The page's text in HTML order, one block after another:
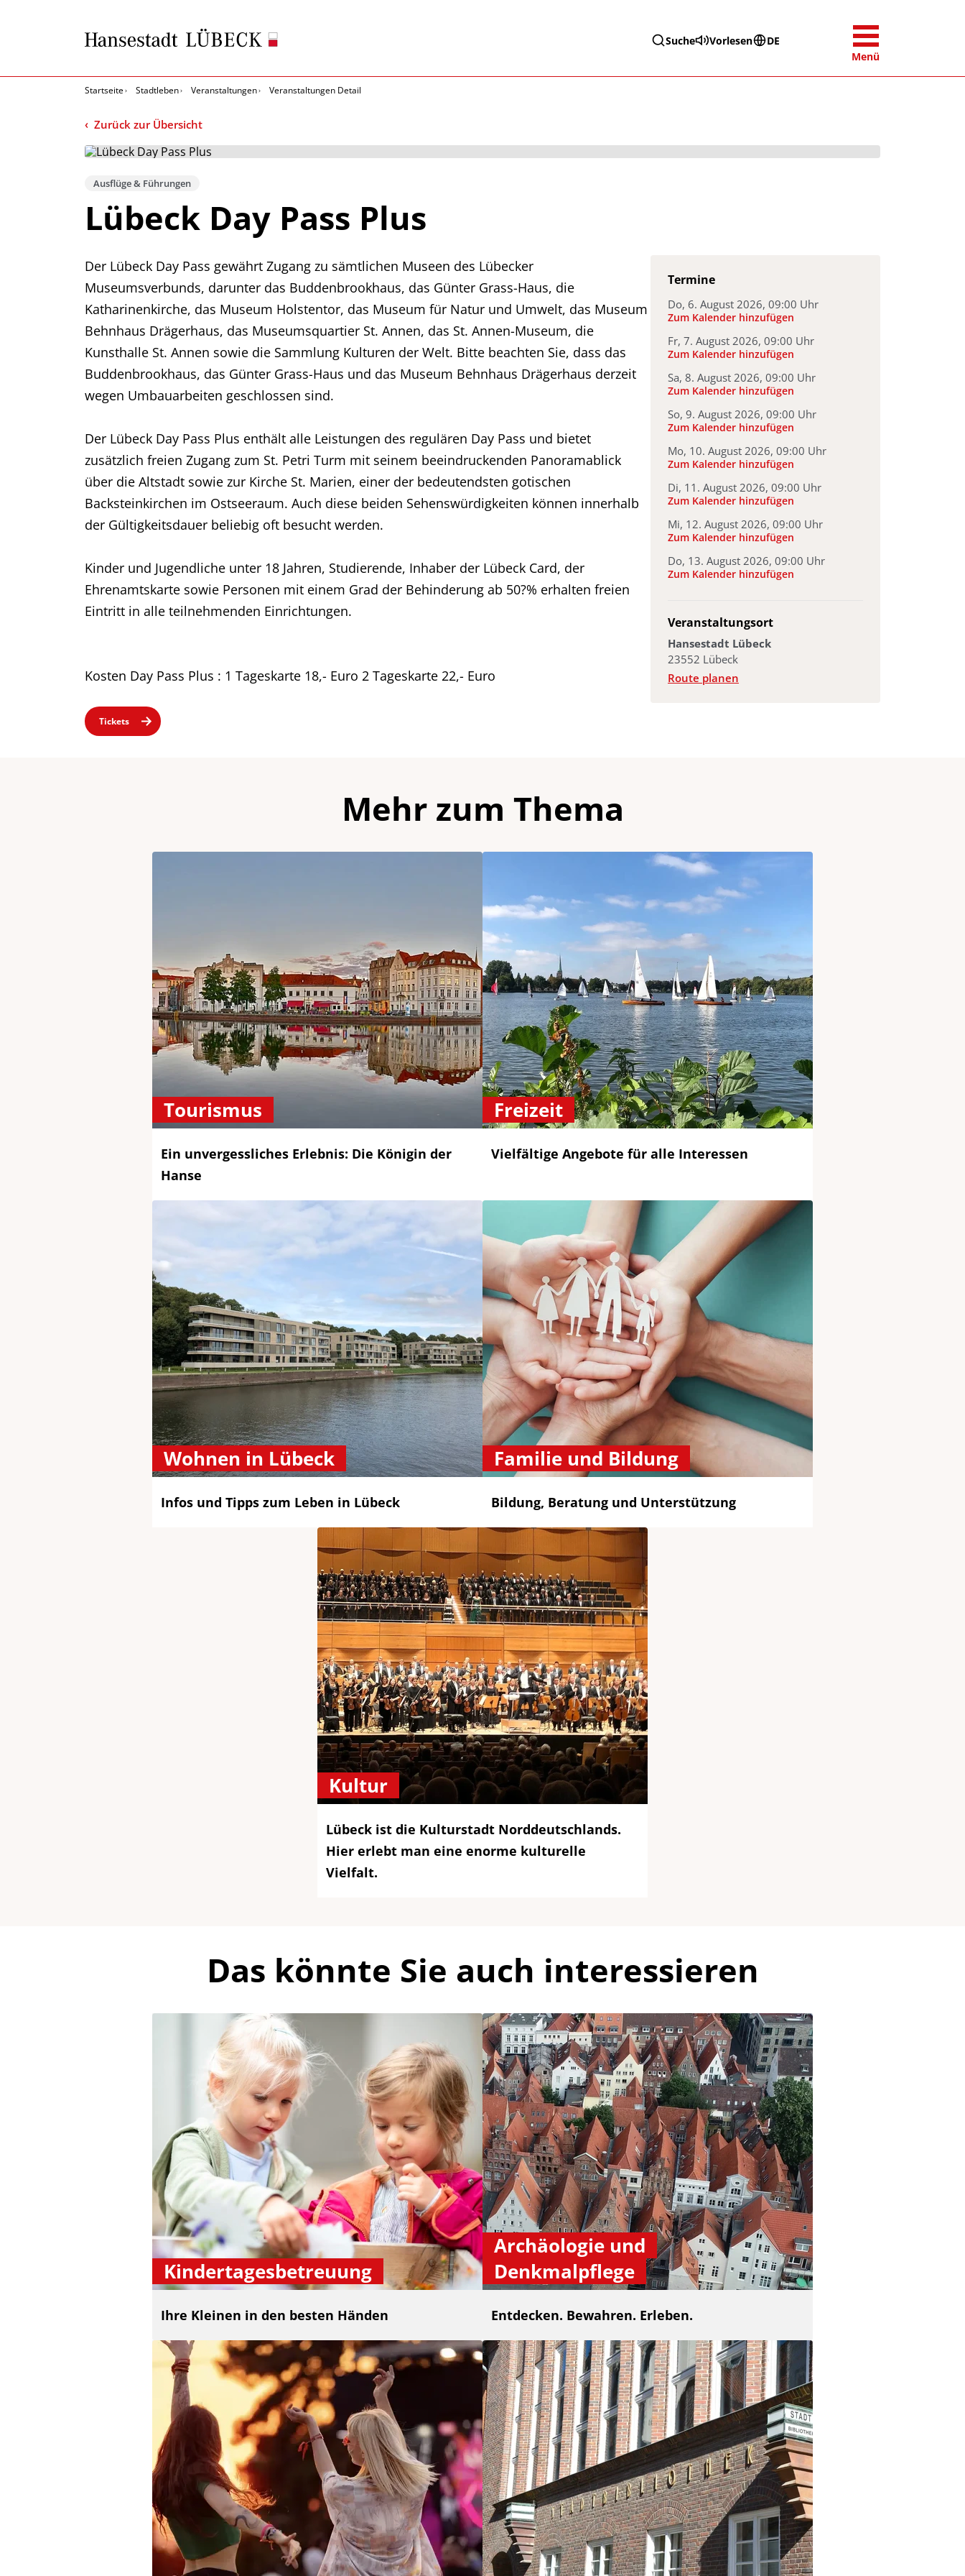
Suche Vorlesen
DE
Menü
Startseite Stadtleben Veranstaltungen Veranstaltungen Detail
Zurück zur Übersicht
Ausflüge & Führungen
Lübeck Day Pass Plus
Der Lübeck Day Pass gewährt Zugang zu sämtlichen Museen des Lübecker
Museumsverbunds, darunter das Buddenbrookhaus, das Günter Grass-Haus, die
Katharinenkirche, das Museum Holstentor, das Museum für Natur und Umwelt, das Museum
Behnhaus Drägerhaus, das Museumsquartier St. Annen, das St. Annen-Museum, die
Kunsthalle St. Annen sowie die Sammlung Kulturen der Welt. Bitte beachten Sie, dass das
Buddenbrookhaus, das Günter Grass-Haus und das Museum Behnhaus Drägerhaus derzeit
wegen Umbauarbeiten geschlossen sind.
Der Lübeck Day Pass Plus enthält alle Leistungen des regulären Day Pass und bietet
zusätzlich freien Zugang zum St. Petri Turm mit seinem beeindruckenden Panoramablick
über die Altstadt sowie zur Kirche St. Marien, einer der bedeutendsten gotischen
Backsteinkirchen im Ostseeraum. Auch diese beiden Sehenswürdigkeiten können innerhalb
der Gültigkeitsdauer beliebig oft besucht werden.
Kinder und Jugendliche unter 18 Jahren, Studierende, Inhaber der Lübeck Card, der
Ehrenamtskarte sowie Personen mit einem Grad der Behinderung ab 50?% erhalten freien
Eintritt in alle teilnehmenden Einrichtungen.
Kosten Day Pass Plus : 1 Tageskarte 18,- Euro 2 Tageskarte 22,- Euro
Tickets(öffnet in neuem Fenster)
Termine
Do, 6. August 2026, 09:00 Uhr
Zum Kalender hinzufügen
Fr, 7. August 2026, 09:00 Uhr
Zum Kalender hinzufügen
Sa, 8. August 2026, 09:00 Uhr
Zum Kalender hinzufügen
So, 9. August 2026, 09:00 Uhr
Zum Kalender hinzufügen
Mo, 10. August 2026, 09:00 Uhr
Zum Kalender hinzufügen
Di, 11. August 2026, 09:00 Uhr
Zum Kalender hinzufügen
Mi, 12. August 2026, 09:00 Uhr
Zum Kalender hinzufügen
Do, 13. August 2026, 09:00 Uhr
Zum Kalender hinzufügen
Veranstaltungsort
Hansestadt Lübeck
23552 Lübeck
Route planen
Mehr zum Thema
Tourismus
Ein unvergessliches Erlebnis: Die Königin der
Hanse
Freizeit
Vielfältige Angebote für alle Interessen
Wohnen in Lübeck
Infos und Tipps zum Leben in Lübeck
Familie und Bildung
Bildung, Beratung und Unterstützung
Kultur
Lübeck ist die Kulturstadt Norddeutschlands.
Hier erlebt man eine enorme kulturelle
Vielfalt.
Das könnte Sie auch interessieren
Kindertagesbetreuung
Ihre Kleinen in den besten Händen
Archäologie und
Denkmalpflege
Entdecken. Bewahren. Erleben.